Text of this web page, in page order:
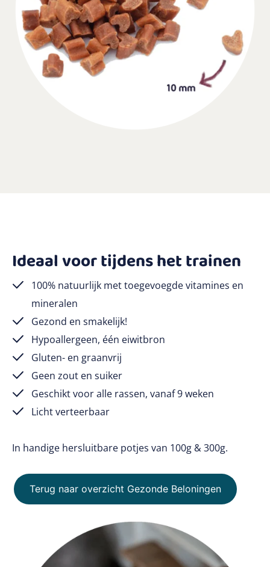
Ideaal voor tijdens het trainen
100% natuurlijk met toegevoegde vitamines en
mineralen
Gezond en smakelijk!
Hypoallergeen, één eiwitbron
Gluten- en graanvrij
Geen zout en suiker
Geschikt voor alle rassen, vanaf 9 weken
Licht verteerbaar
In handige hersluitbare potjes van 100g & 300g.
Terug naar overzicht Gezonde Beloningen